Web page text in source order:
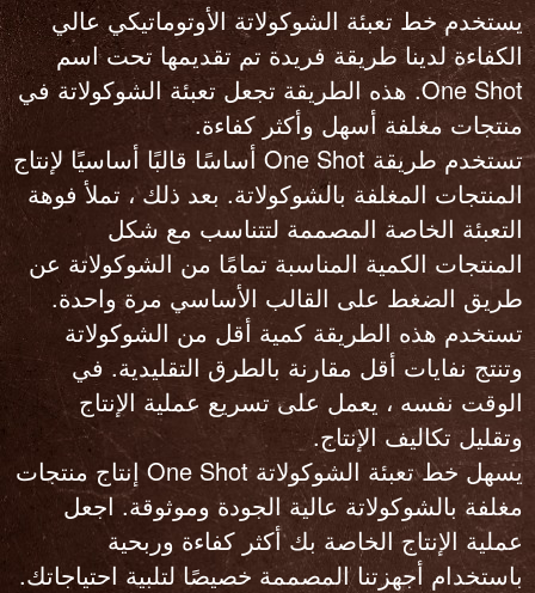
يستخدم خط تعبئة الشوكولاتة الأوتوماتيكي عالي
الكفاءة لدينا طريقة فريدة تم تقديمها تحت اسم
One Shot. هذه الطريقة تجعل تعبئة الشوكولاتة في
منتجات مغلفة أسهل وأكثر كفاءة.
تستخدم طريقة One Shot أساسًا قالبًا أساسيًا لإنتاج
المنتجات المغلفة بالشوكولاتة. بعد ذلك ، تملأ فوهة
التعبئة الخاصة المصممة لتتناسب مع شكل
المنتجات الكمية المناسبة تمامًا من الشوكولاتة عن
طريق الضغط على القالب الأساسي مرة واحدة.
تستخدم هذه الطريقة كمية أقل من الشوكولاتة
وتنتج نفايات أقل مقارنة بالطرق التقليدية. في
الوقت نفسه ، يعمل على تسريع عملية الإنتاج
وتقليل تكاليف الإنتاج.
يسهل خط تعبئة الشوكولاتة One Shot إنتاج منتجات
مغلفة بالشوكولاتة عالية الجودة وموثوقة. اجعل
عملية الإنتاج الخاصة بك أكثر كفاءة وربحية
باستخدام أجهزتنا المصممة خصيصًا لتلبية احتياجاتك.